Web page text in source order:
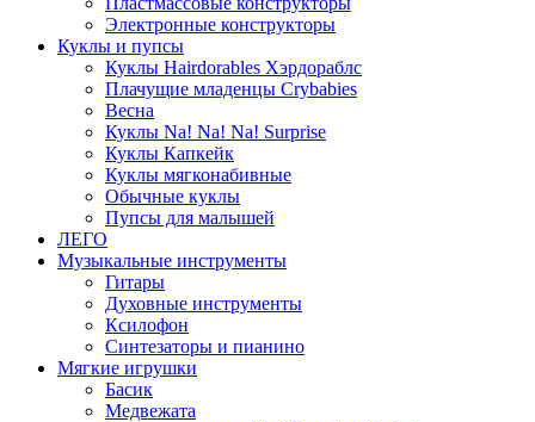
Электронные конструкторы
Куклы и пупсы
Куклы Hairdorables Хэрдораблс
Плачущие младенцы Crybabies
Весна
Куклы Na! Na! Na! Surprise
Куклы Капкейк
Куклы мягконабивные
Обычные куклы
Пупсы для малышей
ЛЕГО
Музыкальные инструменты
Гитары
Духовные инструменты
Ксилофон
Синтезаторы и пианино
Мягкие игрушки
Басик
Медвежата